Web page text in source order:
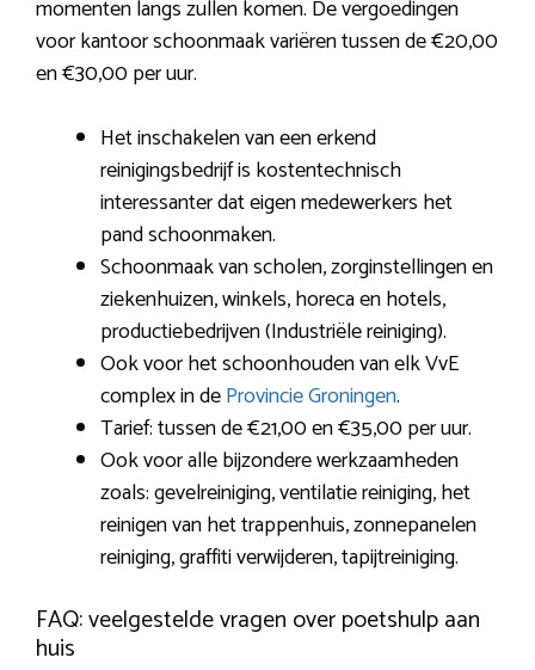
momenten langs zullen komen. De vergoedingen
voor kantoor schoonmaak variëren tussen de €20,00
en €30,00 per uur.
Het inschakelen van een erkend
reinigingsbedrijf is kostentechnisch
interessanter dat eigen medewerkers het
pand schoonmaken.
Schoonmaak van scholen, zorginstellingen en
ziekenhuizen, winkels, horeca en hotels,
productiebedrijven (Industriële reiniging).
Ook voor het schoonhouden van elk VvE
complex in deProvincie Groningen.
Tarief: tussen de €21,00 en €35,00 per uur.
Ook voor alle bijzondere werkzaamheden
zoals: gevelreiniging, ventilatie reiniging, het
reinigen van het trappenhuis, zonnepanelen
reiniging, graffiti verwijderen, tapijtreiniging.
FAQ: veelgestelde vragen over poetshulp aan
huis